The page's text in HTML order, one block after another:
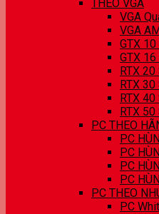
THEO VGA
VGA
VGA
GTX
GTX
RTX
RTX
RTX
RTX
PC THEO
PC
PC
PC
PC
PC THEO
PC